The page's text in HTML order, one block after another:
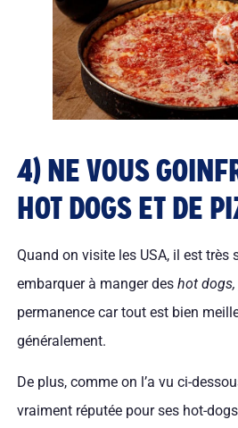
4) NE VOUS
HOT DOGS ET DE
Quand on visite les USA, il est très
embarquer à manger des hot
permanence car tout est bien
généralement.
De plus, comme on l’a vu ci-
vraiment réputée pour ses hot-